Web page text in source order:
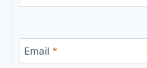
Email *